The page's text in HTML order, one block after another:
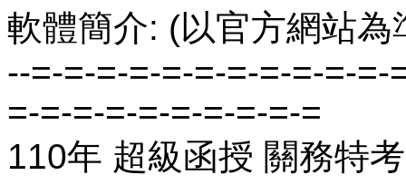
軟體簡介: (以官方網站為
--=-=-=-=-=-=-=-=-=-=-
=-=-=-=-=-=-=-=-=-=
110年 超級函授 關務特